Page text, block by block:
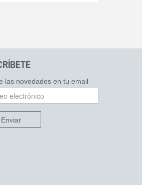
las novedades en tu email
Enviar